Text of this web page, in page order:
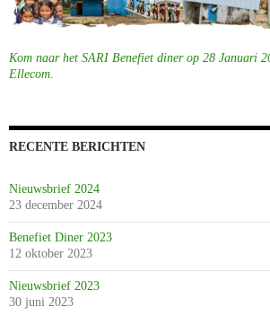
Kom naar het SARI Benefiet diner op 28 Januari
Ellecom.
RECENTE BERICHTEN
Nieuwsbrief 2024
23 december 2024
Benefiet Diner 2023
12 oktober 2023
Nieuwsbrief 2023
30 juni 2023